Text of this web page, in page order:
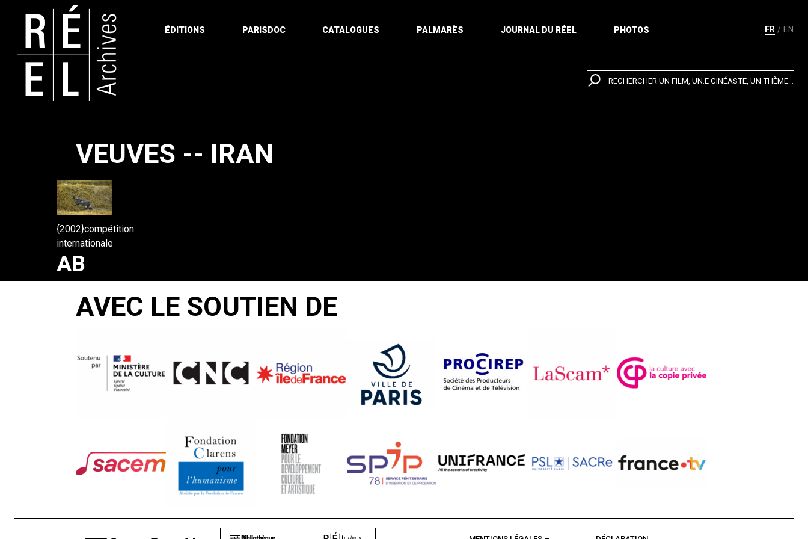
FR EN
ÉDITIONS PARISDOC CATALOGUES PALMARÈS JOURNAL DU RÉEL PHOTOS
RECHERCHER UN FILM, UN.E CINÉASTE, UN THÈME...
VEUVES -- IRAN
{2002}compétition
internationale
AB
VA
ATEFEH
Rezaei
AVEC LE SOUTIEN DE